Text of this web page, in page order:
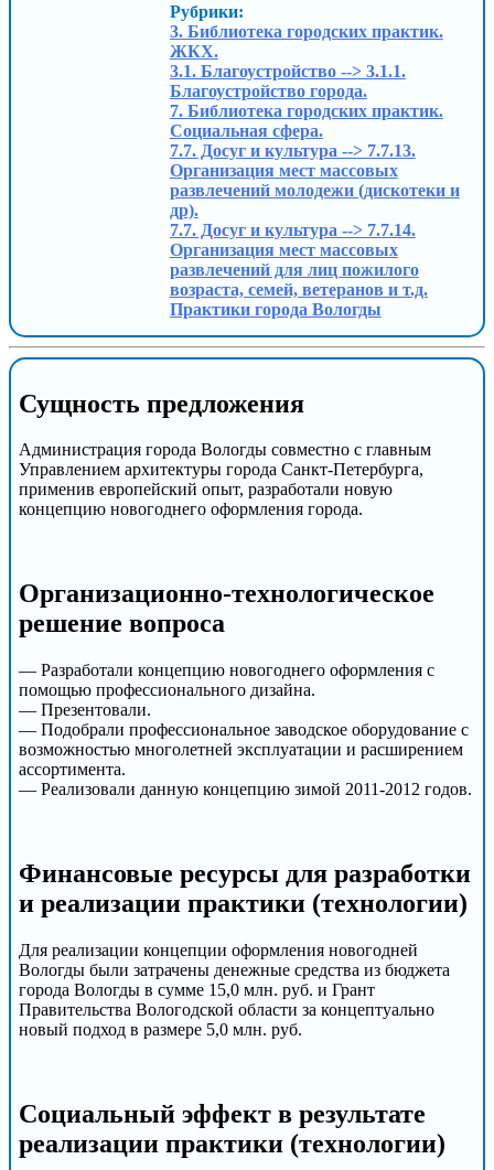
Рубрики:
3. Библиотека городских практик.
ЖКХ.
3.1. Благоустройство --> 3.1.1.
Благоустройство города.
7. Библиотека городских практик.
Социальная сфера.
7.7. Досуг и культура --> 7.7.13.
Организация мест массовых
развлечений молодежи (дискотеки и
др).
7.7. Досуг и культура --> 7.7.14.
Организация мест массовых
развлечений для лиц пожилого
возраста, семей, ветеранов и т.д.
Практики города Вологды
Сущность предложения
Администрация города Вологды совместно с главным
Управлением архитектуры города Санкт-Петербурга,
применив европейский опыт, разработали новую
концепцию новогоднего оформления города.
Организационно-технологическое
решение вопроса
— Разработали концепцию новогоднего оформления с
помощью профессионального дизайна.
— Презентовали.
— Подобрали профессиональное заводское оборудование с
возможностью многолетней эксплуатации и расширением
ассортимента.
— Реализовали данную концепцию зимой 2011-2012 годов.
Финансовые ресурсы для разработки
и реализации практики (технологии)
Для реализации концепции оформления новогодней
Вологды были затрачены денежные средства из бюджета
города Вологды в сумме 15,0 млн. руб. и Грант
Правительства Вологодской области за концептуально
новый подход в размере 5,0 млн. руб.
Социальный эффект в результате
реализации практики (технологии)